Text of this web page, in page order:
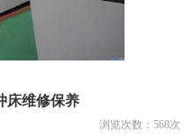
床维修保养
浏览次数： 568次